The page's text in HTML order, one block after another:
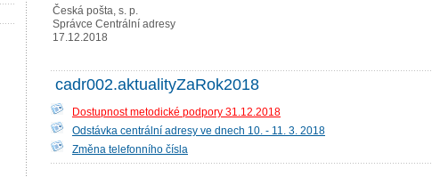
Česká pošta, s. p.
Správce Centrální adresy
17.12.2018
cadr002.aktualityZaRok2018
Dostupnost metodické podpory 31.12.2018
Odstávka centrální adresy ve dnech 10. - 11. 3. 2018
Změna telefonního čísla